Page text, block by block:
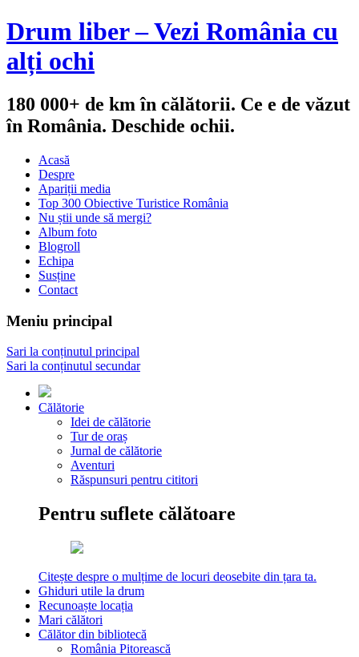
Drum liber – Vezi România cu
alți ochi
180 000+ de km în călătorii. Ce e de văzut
în România. Deschide ochii.
Acasă
Despre
Apariții media
Top 300 Obiective Turistice România
Nu știi unde să mergi?
Album foto
Blogroll
Echipa
Susține
Contact
Meniu principal
Sari la conținutul principal
Sari la conținutul secundar
Călătorie
Idei de călătorie
Tur de oraș
Jurnal de călătorie
Aventuri
Răspunsuri pentru cititori
Pentru suflete călătoare
Citește despre o mulțime de locuri deosebite din țara ta.
Ghiduri utile la drum
Recunoaște locația
Mari călători
Călător din bibliotecă
România Pitorească